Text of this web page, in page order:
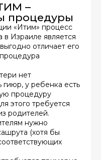
–
процедуры
«Итим» процесс
Израиле является
отличает его
нет
у ребенка есть
процедуру
этого требуется
родителей.
нужно
(хотя бы